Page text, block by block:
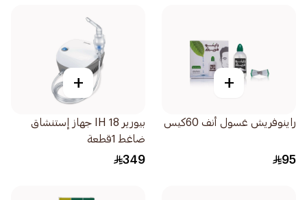
+
راينوفريش غسول أنف 60كيس
95
+
بيورير IH 18 جهاز إستنشاق
ضاغط 1قطعة
349